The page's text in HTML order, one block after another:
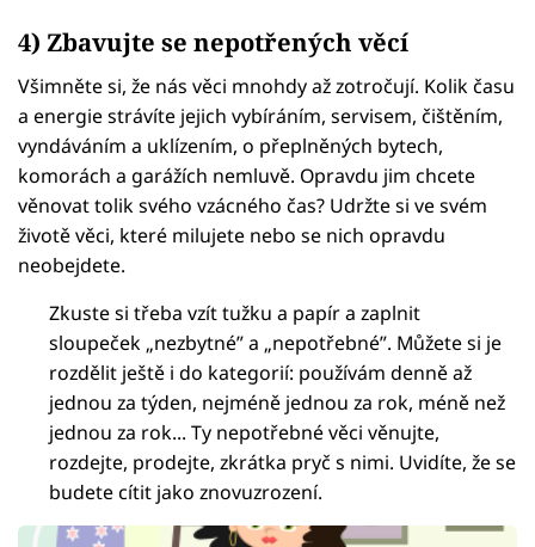
4) Zbavujte se nepotřených věcí
Všimněte si, že nás věci mnohdy až zotročují. Kolik času
a energie strávíte jejich vybíráním, servisem, čištěním,
vyndáváním a uklízením, o přeplněných bytech,
komorách a garážích nemluvě. Opravdu jim chcete
věnovat tolik svého vzácného čas? Udržte si ve svém
životě věci, které milujete nebo se nich opravdu
neobejdete.
Zkuste si třeba vzít tužku a papír a zaplnit
sloupeček „nezbytné” a „nepotřebné”. Můžete si je
rozdělit ještě i do kategorií: používám denně až
jednou za týden, nejméně jednou za rok, méně než
jednou za rok... Ty nepotřebné věci věnujte,
rozdejte, prodejte, zkrátka pryč s nimi. Uvidíte, že se
budete cítit jako znovuzrození.